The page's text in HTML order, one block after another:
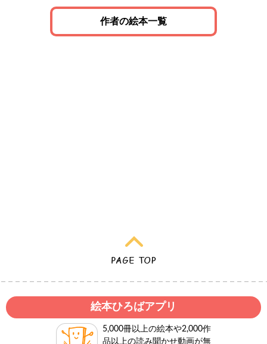
作者の絵本一覧
絵本ひろばアプリ
5,000冊以上の絵本や2,000作
品以上の読み聞かせ動画が無